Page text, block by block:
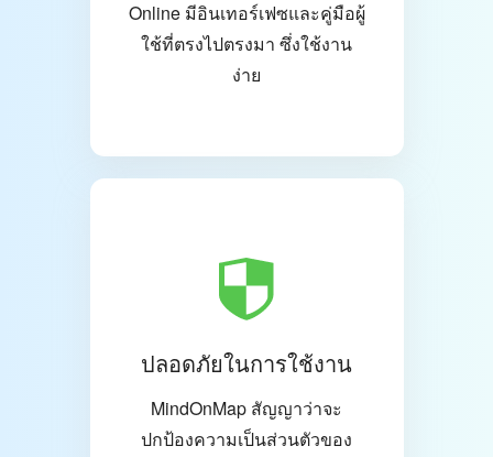
Online มีอินเทอร์เฟซและคู่มือผู้
ใช้ที่ตรงไปตรงมา ซึ่งใช้งาน
ง่าย
ปลอดภัยในการใช้งาน
MindOnMap สัญญาว่าจะ
ปกป้องความเป็นส่วนตัวของ